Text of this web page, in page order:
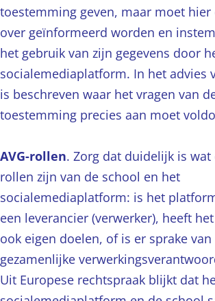
toestemming geven, maar moet
over geïnformeerd worden en
het gebruik van zijn gegevens door
socialemediaplatform. In het advies
is beschreven waar het vragen van
toestemming precies aan moet
AVG-rollen. Zorg dat duidelijk is wat
rollen zijn van de school en het
socialemediaplatform: is het
een leverancier (verwerker), heeft
ook eigen doelen, of is er sprake van
gezamenlijke
Uit Europese rechtspraak blijkt dat